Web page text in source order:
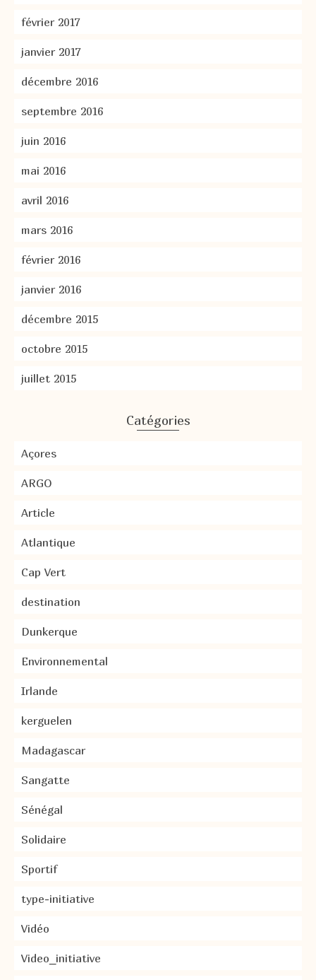
février 2017
janvier 2017
décembre 2016
septembre 2016
juin 2016
mai 2016
avril 2016
mars 2016
février 2016
janvier 2016
décembre 2015
octobre 2015
juillet 2015
Catégories
Açores
ARGO
Article
Atlantique
Cap Vert
destination
Dunkerque
Environnemental
Irlande
kerguelen
Madagascar
Sangatte
Sénégal
Solidaire
Sportif
type-initiative
Vidéo
Video_initiative